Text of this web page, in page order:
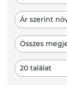
Ár szerint
Összes
20 találat